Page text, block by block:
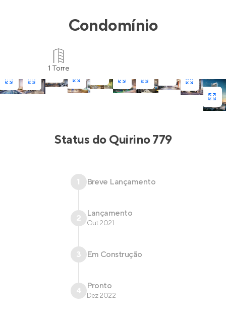
Condomínio
1 Torre
Status doQuirino 779
1 Breve Lançamento
2 Lançamento
Out 2021
3 Em Construção
4 Pronto
Dez 2022